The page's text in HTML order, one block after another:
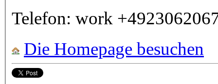
Telefon: work
Die Homepage besuchen